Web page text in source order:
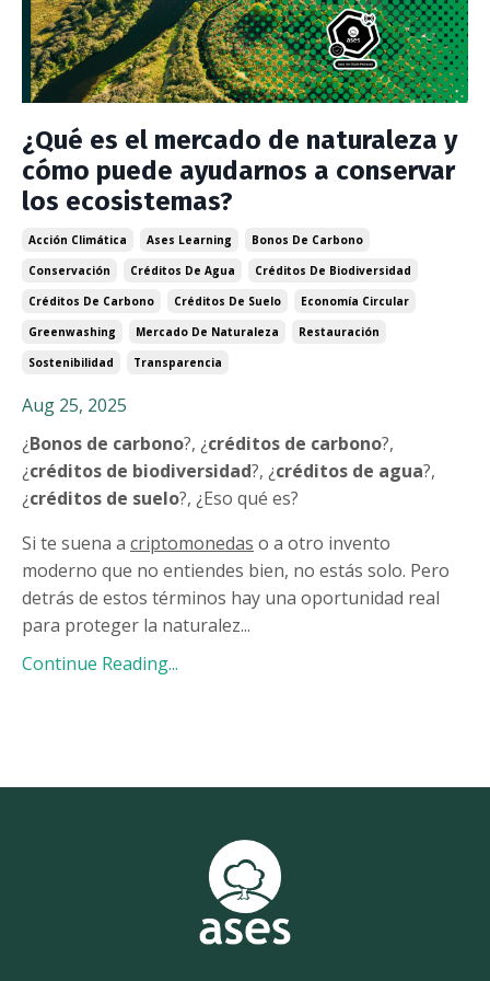
¿Qué es el mercado de naturaleza y
cómo puede ayudarnos a conservar
los ecosistemas?
Acción Climática Ases Learning
Bonos De Carbono
Conservación
Créditos De Agua
Créditos De Biodiversidad
Créditos De Carbono
Créditos De Suelo
Economía Circular
Greenwashing
Mercado De Naturaleza
Restauración
Sostenibilidad
Transparencia
Aug 25, 2025
¿Bonos de carbono?, ¿créditos de carbono?,
¿créditos de biodiversidad?, ¿créditos de agua?,
¿créditos de suelo?, ¿Eso qué es?
Si te suena a criptomonedas o a otro invento
moderno que no entiendes bien, no estás solo. Pero
detrás de estos términos hay una oportunidad real
para proteger la naturalez...
Continue Reading...